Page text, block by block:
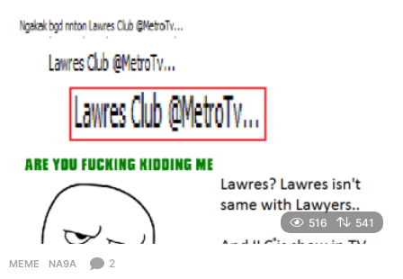
g
516 541
MEME NA9A 2